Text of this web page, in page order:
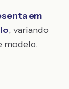
em
, variando
modelo.